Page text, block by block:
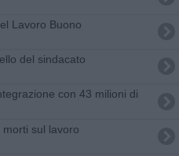
Lavoro Buono
del sindacato
con 43 milioni di
sul lavoro